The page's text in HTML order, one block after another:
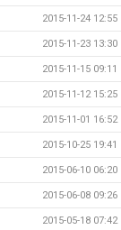
2015-11-24 12:55
2015-11-23 13:30
2015-11-15 09:11
2015-11-12 15:25
2015-11-01 16:52
2015-10-25 19:41
2015-06-10 06:20
2015-06-08 09:26
2015-05-18 07:42